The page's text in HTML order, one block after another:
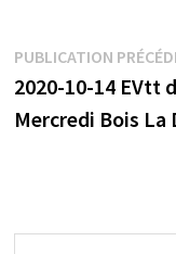
Navigation
de
PUBLICATION
2020-10-14 EVtt
Mercredi Bois La